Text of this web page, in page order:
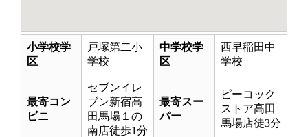
小学校学
区
戸塚第二小
学校
中学校学
区
西早稲田中
学校
最寄コン
ビニ
セブンイレ
ブン新宿高
田馬場１の
南店徒歩1分
最寄スー
パー
ピーコック
ストア高田
馬場店徒3分